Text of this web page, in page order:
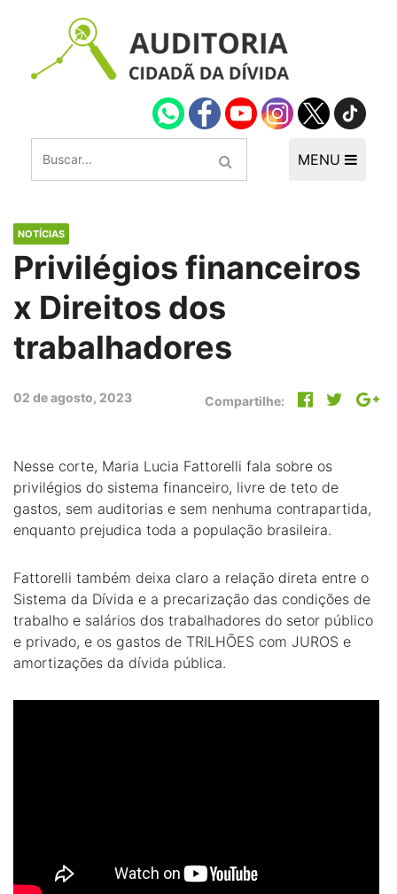
MENU
NOTÍCIAS
Privilégios financeiros
x Direitos dos
trabalhadores
02 de agosto, 2023 Compartilhe:
Nesse corte, Maria Lucia Fattorelli fala sobre os
privilégios do sistema financeiro, livre de teto de
gastos, sem auditorias e sem nenhuma contrapartida,
enquanto prejudica toda a população brasileira.
Fattorelli também deixa claro a relação direta entre o
Sistema da Dívida e a precarização das condições de
trabalho e salários dos trabalhadores do setor público
e privado, e os gastos de TRILHÕES com JUROS e
amortizações da dívida pública.